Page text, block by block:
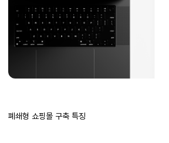
폐쇄형 쇼핑몰 구축 특징